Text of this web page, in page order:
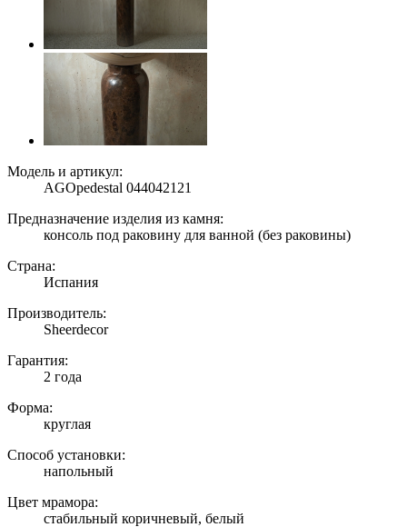
Модель и артикул:
AGOpedestal 044042121
Предназначение изделия из камня:
консоль под раковину для ванной (без раковины)
Страна:
Испания
Производитель:
Sheerdecor
Гарантия:
2 года
Форма:
круглая
Способ установки:
напольный
Цвет мрамора:
стабильный коричневый, белый